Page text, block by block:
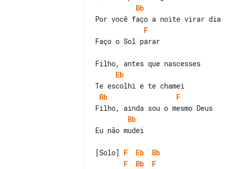
Bb
F
Faço o Sol parar
Eb
Bb
F
Bb
Eu não mudei
[Solo] F Eb
Bb
F
Bb F